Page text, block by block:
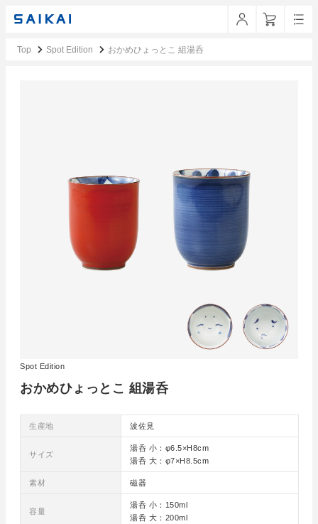
Top Spot Edition おかめひょっとこ 組湯呑
おかめひょっとこ 組湯呑
Spot Edition
生産地 波佐見
サイズ
湯呑 小：φ6.5×H8cm
湯呑 大：φ7×H8.5cm
素材 磁器
容量
湯呑 小：150ml
湯呑 大：200ml